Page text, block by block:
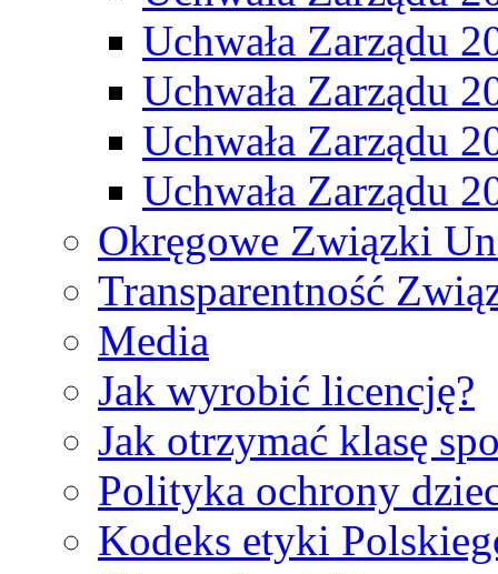
Uchwała Zarządu
Uchwała Zarządu
Uchwała Zarządu
Uchwała Zarządu
Okręgowe Związki
Transparentność
Media
Jak wyrobić licencję?
Jak otrzymać klasę
Polityka ochrony
Kodeks etyki